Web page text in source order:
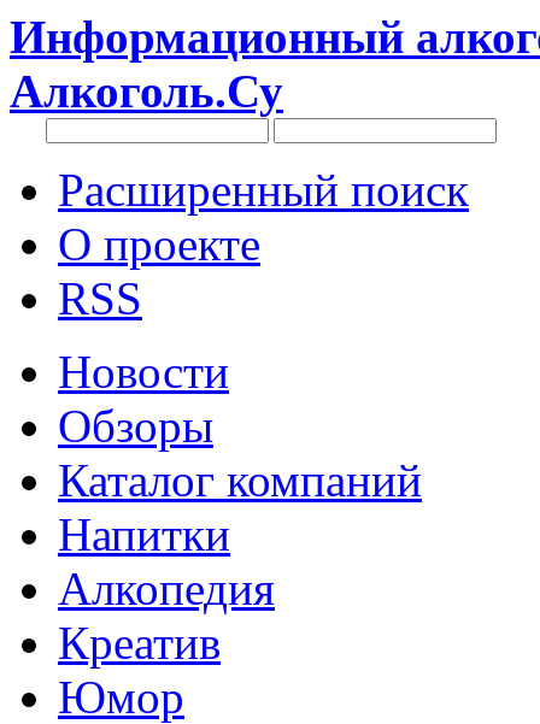
Информационный
Алкоголь.Су
Расширенный поиск
О проекте
RSS
Новости
Обзоры
Каталог компаний
Напитки
Алкопедия
Креатив
Юмор